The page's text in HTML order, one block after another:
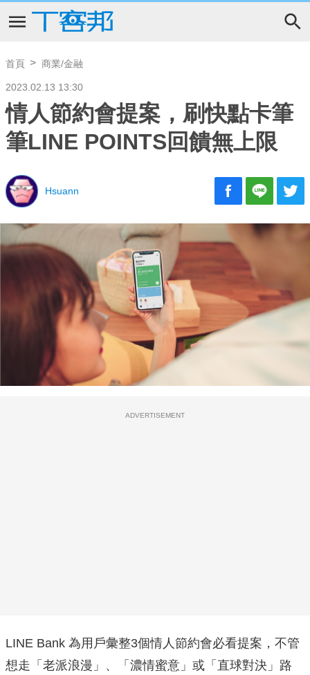
首頁 商業/金融
2023.02.13 13:30
情人節約會提案，刷快點卡筆
筆LINE POINTS回饋無上限
Hsuann
ADVERTISEMENT
LINE Bank 為用戶彙整3個情人節約會必看提案，不管
想走「 老派浪漫」、「濃情蜜意」或「直球對決」路